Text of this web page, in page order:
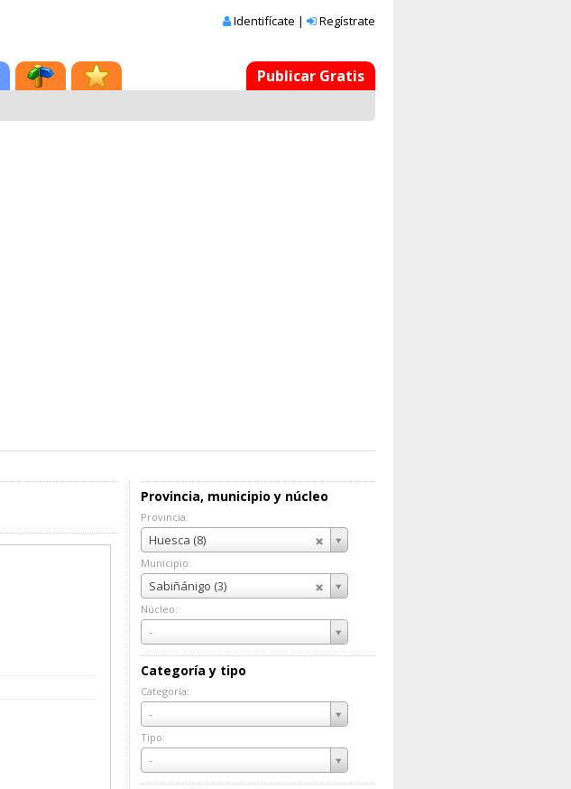
Identifícate | Regístrate
Publicar Gratis
Provincia, municipio y núcleo
Provincia:
Huesca (8)
Provincia:
Municipio:
Sabiñánigo (3)
Municipio:
Núcleo:
-
Núcleo:
Categoría y tipo
Categoría:
-
Categoría:
Tipo:
-
Tipo: